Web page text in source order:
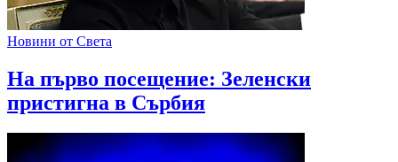
Новини от Света
На първо посещение: Зеленски
пристигна в Сърбия